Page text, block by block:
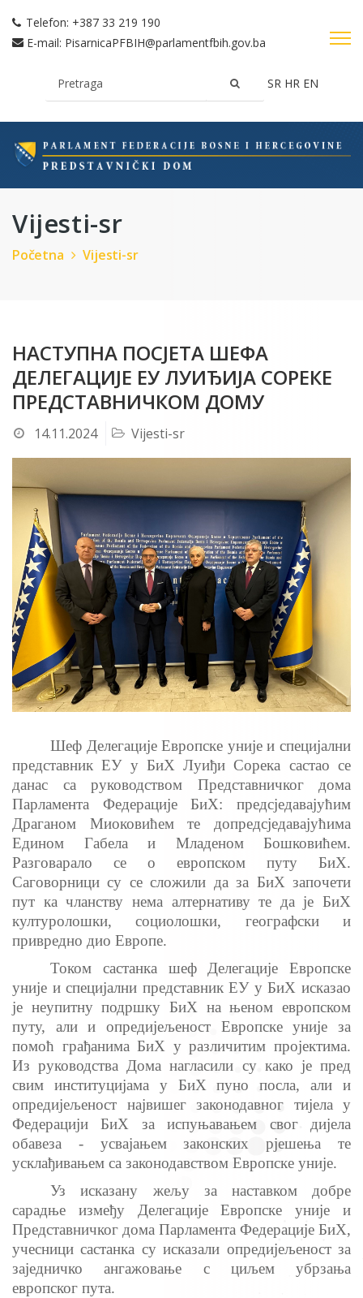
Telefon: +387 33 219 190
E-mail: PisarnicaPFBIH@parlamentfbih.gov.ba
SR HR EN
Vijesti-sr
Početna Vijesti-sr
НАСТУПНА ПОСЈЕТА ШЕФА
ДЕЛЕГАЦИЈЕ ЕУ ЛУИЂИЈА СОРЕКЕ
ПРЕДСТАВНИЧКОМ ДОМУ
14.11.2024 Vijesti-sr
Шеф Делегације Европске уније и специјални
представник ЕУ у БиХ Луиђи Сорека састао се
данас сa руководством Представничког дома
Парламента Федерације БиХ: предсједавајућим
Драганом Миоковићем те допредсједавајућима
Едином Габела и Младеном Бошковићем.
Разговарало се о европском путу БиХ.
Саговорници су се сложили да за БиХ започети
пут ка чланству нема алтернативу те да је БиХ
културолошки, социолошки, географски и
привредно дио Европе.
Током састанка шеф Делегације Европске
уније и специјални представник ЕУ у БиХ исказао
је неупитну подршку БиХ на њеном европском
путу, али и опредијељеност Европске уније за
помоћ грађанима БиХ у различитим пројектима.
Из руководства Дома нагласили су како је пред
свим институцијама у БиХ пуно посла, али и
опредијељеност највишег законодавног тијела у
Федерацији БиХ за испуњавањем свог дијела
обавеза - усвајањем законских рјешења те
усклађивањем са законодавством Европске уније.
Уз исказану жељу за наставком добре
сарадње између Делегације Европске уније и
Представничког дома Парламента Федерације БиХ,
учесници састанка су исказали опредијељеност за
заједничко ангажовање с циљем убрзања
европског пута.